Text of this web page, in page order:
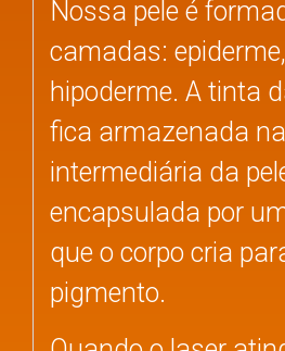
Nossa pele é
camadas:
hipoderme. A tinta
fica armazenada
intermediária da
encapsulada por
que o corpo cria
pigmento.